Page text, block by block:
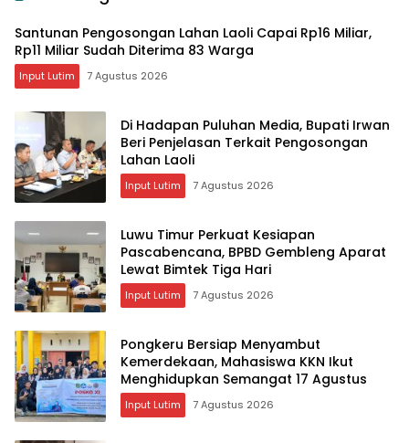
Santunan Pengosongan Lahan Laoli Capai Rp16 Miliar,
Rp11 Miliar Sudah Diterima 83 Warga
Input Lutim 7 Agustus 2026
Di Hadapan Puluhan Media, Bupati Irwan
Beri Penjelasan Terkait Pengosongan
Lahan Laoli
Input Lutim 7 Agustus 2026
Luwu Timur Perkuat Kesiapan
Pascabencana, BPBD Gembleng Aparat
Lewat Bimtek Tiga Hari
Input Lutim 7 Agustus 2026
Pongkeru Bersiap Menyambut
Kemerdekaan, Mahasiswa KKN Ikut
Menghidupkan Semangat 17 Agustus
Input Lutim 7 Agustus 2026